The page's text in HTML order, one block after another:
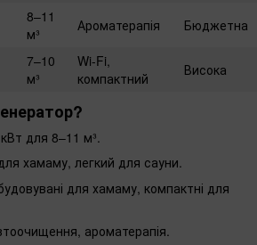
8–11
м³
Ароматерапія
Бюджетна
7–10
м³
Wi-Fi,
компактний
Висока
для 8–11 м³.
хамаму, легкий для сауни.
для хамаму, компактні для
ароматерапія.